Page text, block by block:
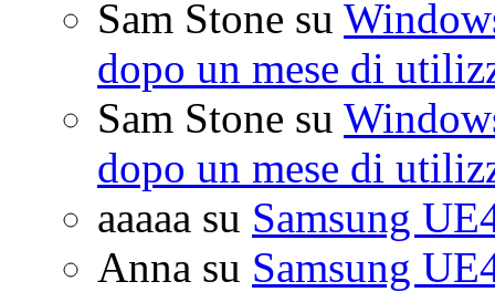
Sam Stone su
dopo un mese di
Sam Stone su
dopo un mese di
aaaaa su Samsung
Anna su Samsung